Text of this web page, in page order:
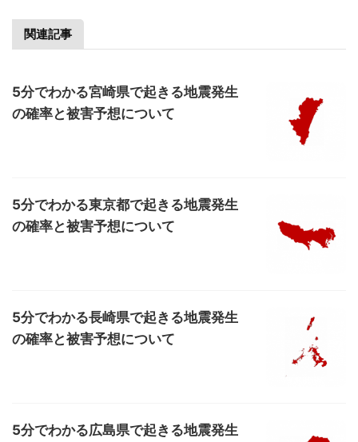
関連記事
5分でわかる宮崎県で起きる地震発生
の確率と被害予想について
5分でわかる東京都で起きる地震発生
の確率と被害予想について
5分でわかる長崎県で起きる地震発生
の確率と被害予想について
5分でわかる広島県で起きる地震発生